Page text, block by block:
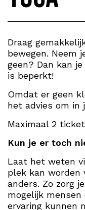
Draag
bewegen. Neem
geen? Dan kan
is beperkt!
Omdat er geen
het advies om in
Maximaal 2
Kun je er toch
Laat het weten
plek kan worden
anders. Zo zorg
mogelijk mensen
ervaring kunnen